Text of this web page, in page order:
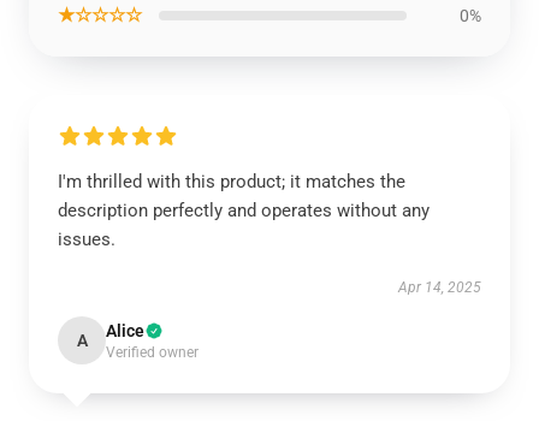
★☆☆☆☆ 0%
I'm thrilled with this product; it matches the
description perfectly and operates without any
issues.
Apr 14, 2025
A Alice
Verified owner